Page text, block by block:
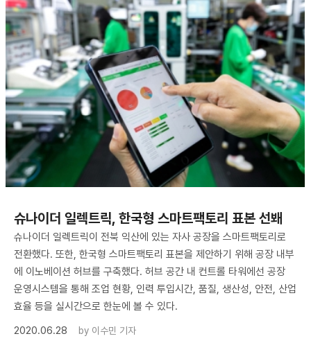
슈나이더 일렉트릭, 한국형 스마트팩토리 표본 선봬
슈나이더 일렉트릭이 전북 익산에 있는 자사 공장을 스마트팩토리로
전환했다. 또한, 한국형 스마트팩토리 표본을 제안하기 위해 공장 내부
에 이노베이션 허브를 구축했다. 허브 공간 내 컨트롤 타워에선 공장
운영시스템을 통해 조업 현황, 인력 투입시간, 품질, 생산성, 안전, 산업
효율 등을 실시간으로 한눈에 볼 수 있다.
2020.06.28
by 이수민 기자